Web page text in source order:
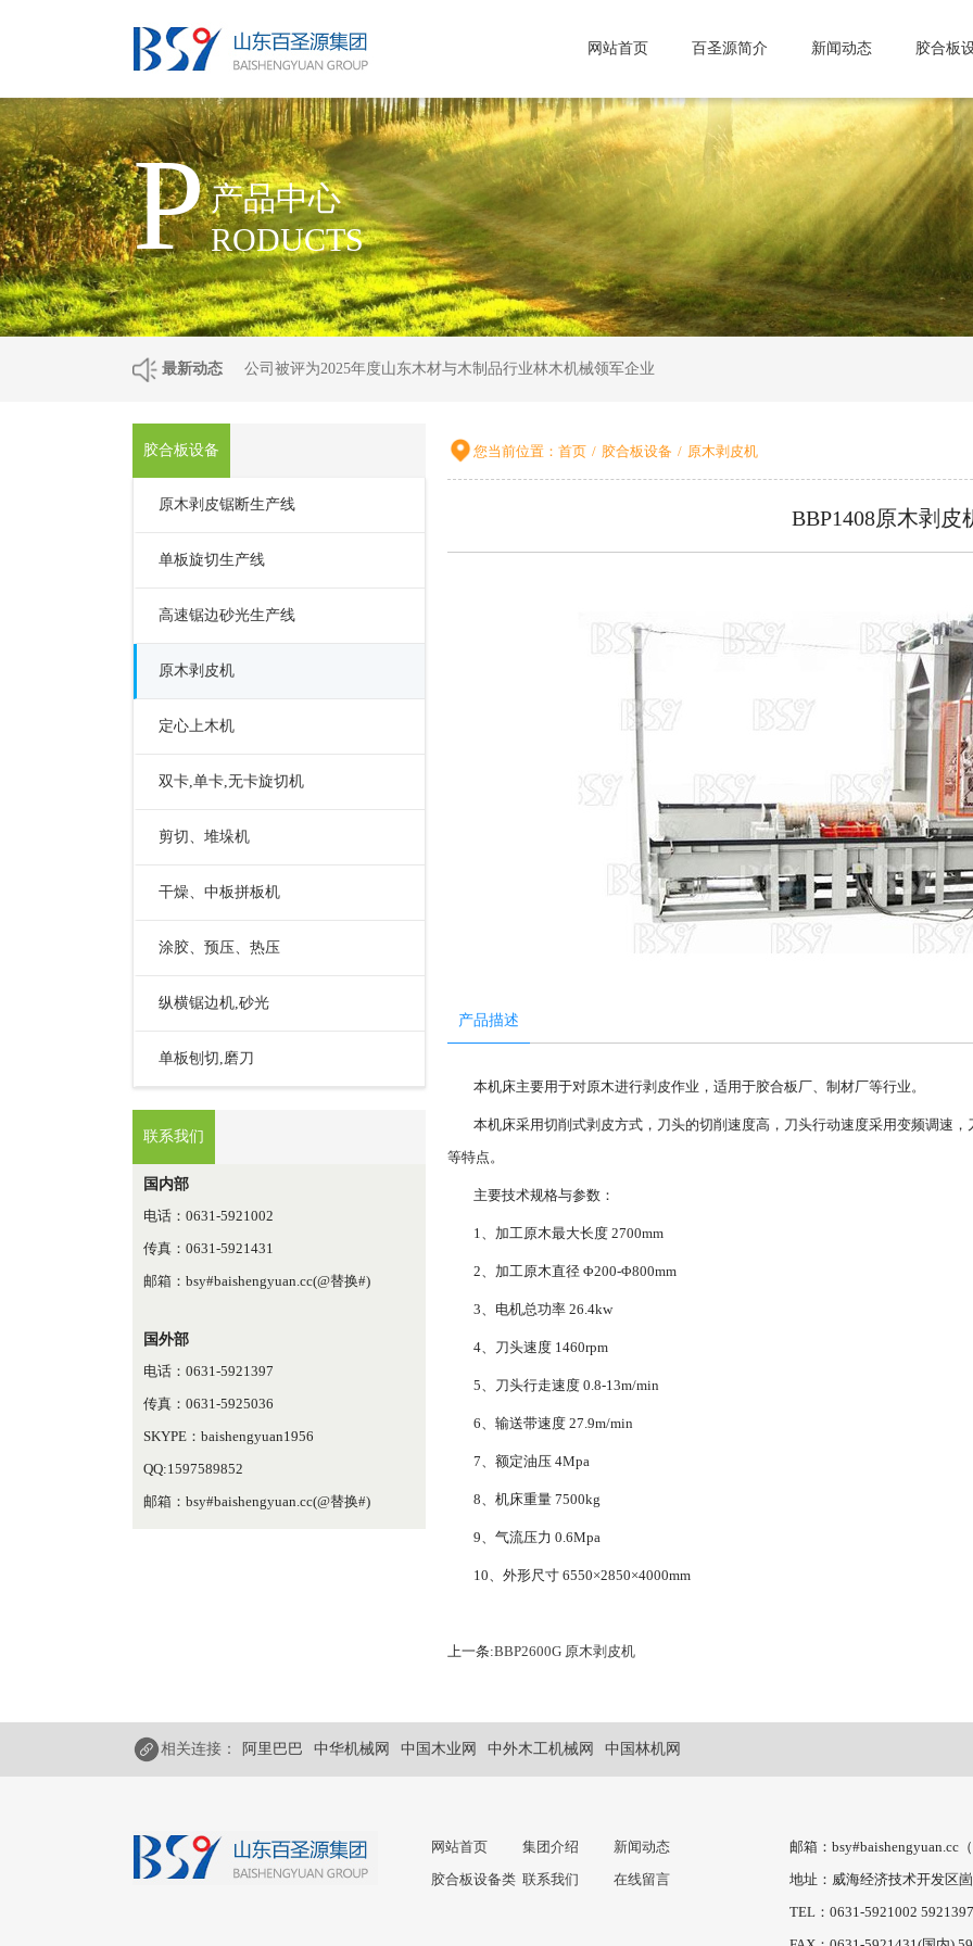
网站首页 百圣源简介 新闻动态 胶合板
P产品中心
RODUCTS
最新动态 公司被评为2025年度山东木材与木制品行业林木机械领军企业
胶合板设备
原木剥皮锯断生产线
单板旋切生产线
高速锯边砂光生产线
原木剥皮机
定心上木机
双卡,单卡,无卡旋切机
剪切、堆垛机
干燥、中板拼板机
涂胶、预压、热压
纵横锯边机,砂光
单板刨切,磨刀
联系我们
国内部
电话：0631-5921002
传真：0631-5921431
邮箱：bsy#baishengyuan.cc(@替换#)
国外部
电话：0631-5921397
传真：0631-5925036
SKYPE：baishengyuan1956
QQ:1597589852
邮箱：bsy#baishengyuan.cc(@替换#)
您当前位置： 首页 / 胶合板设备 / 原木剥皮机
BBP1408原木剥皮
产品描述
本机床主要用于对原木进行剥皮作业，适用于胶合板厂、制材厂等行业。
本机床采用切削式剥皮方式，刀头的切削速度高，刀头行动速度采用变频调速
等特点。
主要技术规格与参数：
1、加工原木最大长度 2700mm
2、加工原木直径 Φ200-Φ800mm
3、电机总功率 26.4kw
4、刀头速度 1460rpm
5、刀头行走速度 0.8-13m/min
6、输送带速度 27.9m/min
7、额定油压 4Mpa
8、机床重量 7500kg
9、气流压力 0.6Mpa
10、外形尺寸 6550×2850×4000mm
上一条:BBP2600G 原木剥皮机
相关连接： 阿里巴巴 中华机械网 中国木业网 中外木工机械网 中国林机网
网站首页 集团介绍
新闻动态
胶合板设备类 联系我们 在线留言
邮箱：bsy#baishengyuan.cc
地址：威海经济技术开发区
TEL：0631-5921002 5921397